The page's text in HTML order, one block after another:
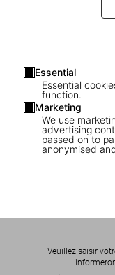
Essential
Essential
function.
Marketing
We use
advertising
passed on to
anonymised
Christo
Veuillez saisir